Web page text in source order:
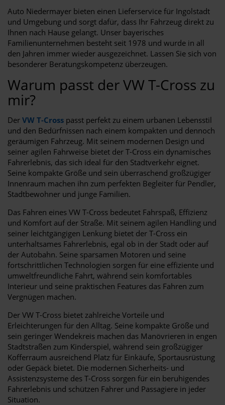
Auto Niedermayer bieten einen Lieferservice für Ingolstadt
und Umgebung und sorgt dafür, dass Ihr Fahrzeug direkt zu
Ihnen nach Hause gelangt. Unser bayerisches
Familienunternehmen besteht seit 1978 und wurde in all
den Jahren immer wieder ausgezeichnet. Lassen Sie sich von
besonderer Beratungskompetenz überzeugen.
Warum passt der VW T-Cross zu
mir?
Der VW T-Cross passt perfekt zu einem urbanen Lebensstil
und den Bedürfnissen nach einem kompakten und dennoch
geräumigen Fahrzeug. Mit seinem modernen Design und
seiner agilen Fahrweise bietet der T-Cross ein dynamisches
Fahrerlebnis, das sich ideal für den Stadtverkehr eignet.
Seine kompakte Größe und sein überraschend großzügiger
Innenraum machen ihn zum perfekten Begleiter für Pendler,
Stadtbewohner und junge Familien.
Das Fahren eines VW T-Cross bedeutet Fahrspaß, Effizienz
und Komfort auf der Straße. Mit seinem agilen Handling und
seiner leichtgängigen Lenkung bietet der T-Cross ein
unterhaltsames Fahrerlebnis, egal ob in der Stadt oder auf
der Autobahn. Seine sparsamen Motoren und seine
fortschrittlichen Technologien sorgen für eine effiziente und
umweltfreundliche Fahrt, während sein komfortables
Interieur und seine praktischen Features das Fahren zum
Vergnügen machen.
Der VW T-Cross bietet zahlreiche Vorteile und
Erleichterungen für den Alltag. Seine kompakte Größe und
sein geringer Wendekreis machen das Manövrieren in engen
Stadtstraßen zum Kinderspiel, während sein großzügiger
Kofferraum ausreichend Platz für Einkäufe, Sportausrüstung
oder Gepäck bietet. Die modernen Sicherheits- und
Assistenzsysteme des T-Cross sorgen für ein beruhigendes
Fahrerlebnis und schützen Fahrer und Passagiere in jeder
Situation.